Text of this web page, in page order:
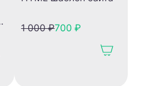
1 000 ₽700 ₽